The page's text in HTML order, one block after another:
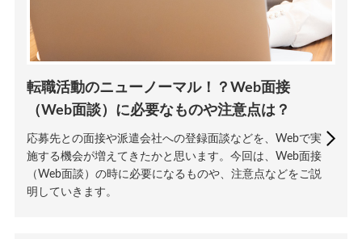
転職活動のニューノーマル！？Web面接
（Web面談）に必要なものや注意点は？
応募先との面接や派遣会社への登録面談などを、Webで実
施する機会が増えてきたかと思います。今回は、Web面接
（Web面談）の時に必要になるものや、注意点などをご説
明していきます。